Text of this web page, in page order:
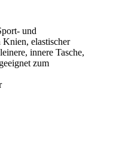
und
elastischer
innere Tasche,
zum